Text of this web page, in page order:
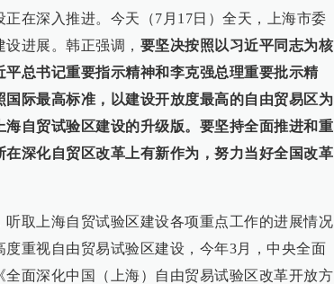
在深入推进。今天（7月17日）全天，上海市委
进展。韩正强调， 要坚决按照以习近平同志为核
总书记重要指示精神和李克强总理重要批示精
际最高标准，以建设开放度最高的自由贸易区为
海自贸试验区建设的升级版。要坚持全面推进和重
深化自贸区改革上有新作为，努力当好全国改革
取上海自贸试验区建设各项重点工作的进展情况
重视自由贸易试验区建设，今年3月，中央全面
面深化中国（上海）自由贸易试验区改革开放方